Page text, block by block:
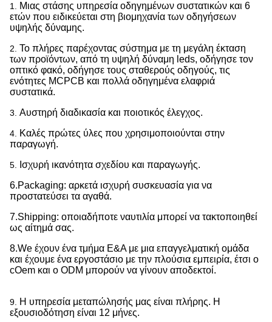
1.
Μιας στάσης υπηρεσία οδηγημένων συστατικών και 6
ετών που ειδικεύεται στη βιομηχανία των οδηγήσεων
υψηλής δύναμης.
2. Το πλήρες παρέχοντας σύστημα με τη μεγάλη έκταση
των προϊόντων, από τη υψηλή δύναμη leds, οδήγησε τον
οπτικό φακό, οδήγησε τους σταθερούς οδηγούς, τις
ενότητες MCPCB και πολλά οδηγημένα ελαφριά
συστατικά.
3. Αυστηρή διαδικασία και ποιοτικός έλεγχος.
4.
Καλές πρώτες ύλες που χρησιμοποιούνται στην
παραγωγή.
5.
Ισχυρή ικανότητα σχεδίου και παραγωγής.
6.Packaging: αρκετά ισχυρή συσκευασία για να
προστατεύσει τα αγαθά.
7.Shipping: οποιαδήποτε ναυτιλία μπορεί να τακτοποιηθεί
ως αίτημά σας.
8.We έχουν ένα τμήμα Ε&Α με μια επαγγελματική ομάδα
και έχουμε ένα εργοστάσιο με την πλούσια εμπειρία, έτσι ο
cOem και ο ODM μπορούν να γίνουν αποδεκτοί.
9.
Η υπηρεσία μεταπώλησής μας είναι πλήρης. Η
εξουσιοδότηση είναι 12 μήνες.